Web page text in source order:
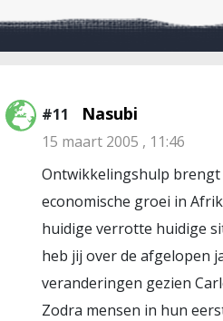
#11 Nasubi
15 maart 2005 , 11:46
Ontwikkelingshulp brengt
economische groei in
huidige verrotte huidige
heb jij over de afgelopen
veranderingen gezien
Zodra mensen in hun